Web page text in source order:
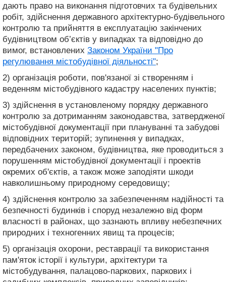
дають право на виконання підготовчих та будівельних
робіт, здійснення державного архітектурно-будівельного
контролю та прийняття в експлуатацію закінчених
будівництвом об’єктів у випадках та відповідно до
вимог, встановлених Законом України "Про
регулювання містобудівної діяльності";
2) організація роботи, пов'язаної зі створенням і
веденням містобудівного кадастру населених пунктів;
3) здійснення в установленому порядку державного
контролю за дотриманням законодавства, затвердженої
містобудівної документації при плануванні та забудові
відповідних територій; зупинення у випадках,
передбачених законом, будівництва, яке проводиться з
порушенням містобудівної документації і проектів
окремих об'єктів, а також може заподіяти шкоди
навколишньому природному середовищу;
4) здійснення контролю за забезпеченням надійності та
безпечності будинків і споруд незалежно від форм
власності в районах, що зазнають впливу небезпечних
природних і техногенних явищ та процесів;
5) організація охорони, реставрації та використання
пам'яток історії і культури, архітектури та
містобудування, палацово-паркових, паркових і